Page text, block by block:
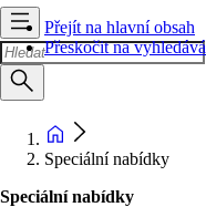
Přejít na hlavní obsah
Přeskočit na
Speciální nabídky
Speciální nabídky